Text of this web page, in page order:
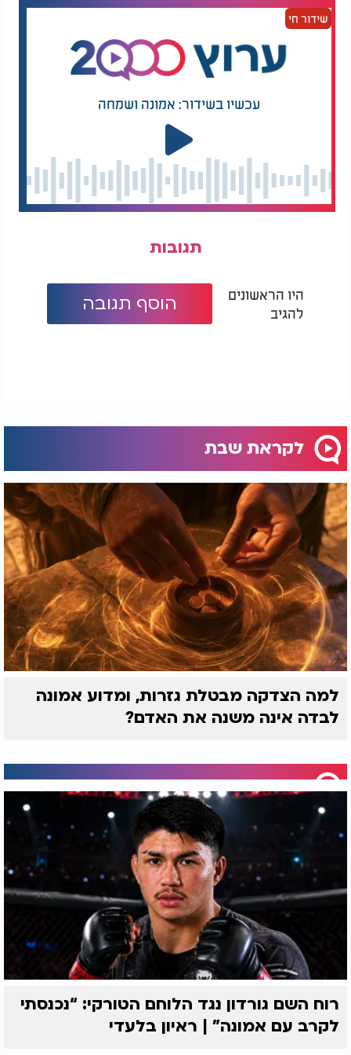
ההכנעה לרצון ה' היא מדרגת הארץ. כמו שהאדמה
נכנעת לבורא, כך גם עלינו לקבל בשמחה את חלקנו
ולחדול ממלחמה על מה שלא ניתן לנו משמיים.
דווקא התרצתה. אז מי נותר לדורות? מי שבלעה - או מי
בסיום דבריו איחל הרב לוין: "שיהיה חודש תמוז
שמתחיל בשמחה ומסתיים ברחמים. שנדע כולנו
להשתמש בכוחות שנתן לנו ה' - רק לטובה, ונרצה תמיד
את מה שהוא רוצה מאתנו."
שידור חי
עכשיו בשידור: אמונה ושמחה
תגובות
היו הראשונים
להגיב
הוסף תגובה
לקראת שבת
למה הצדקה מבטלת גזרות, ומדוע אמונה
לבדה אינה משנה את האדם?
רוח השם גורדון נגד הלוחם הטורקי: “נכנסתי
לקרב עם אמונה” | ראיון בלעדי